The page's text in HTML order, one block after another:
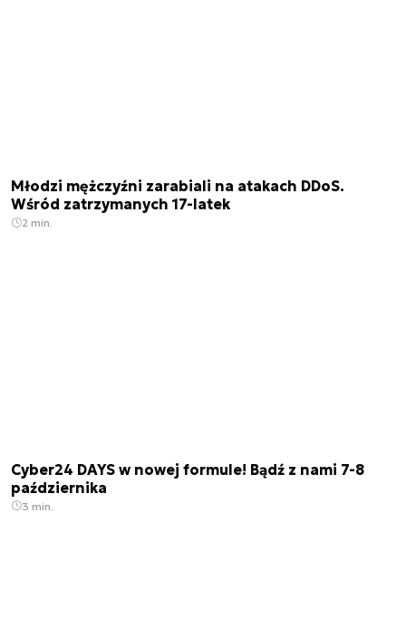
Młodzi mężczyźni zarabiali na atakach DDoS.
Wśród zatrzymanych 17-latek
2 min.
Cyber24 DAYS w nowej formule! Bądź z nami 7-8
października
3 min.